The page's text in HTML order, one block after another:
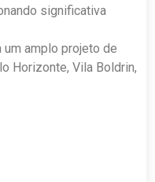
significativa
um amplo projeto de
Horizonte, Vila Boldrin,